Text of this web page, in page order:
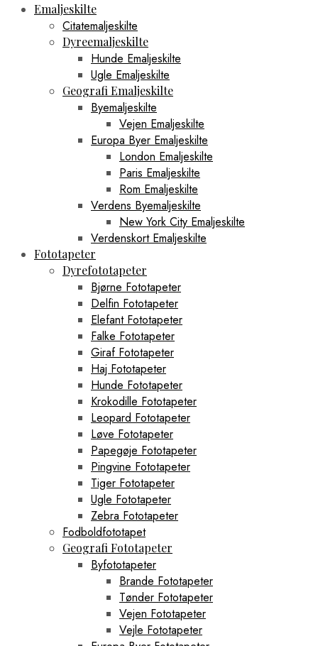
Emaljeskilte
Citatemaljeskilte
Dyreemaljeskilte
Hunde Emaljeskilte
Ugle Emaljeskilte
Geografi Emaljeskilte
Byemaljeskilte
Vejen Emaljeskilte
Europa Byer Emaljeskilte
London Emaljeskilte
Paris Emaljeskilte
Rom Emaljeskilte
Verdens Byemaljeskilte
New York City Emaljeskilte
Verdenskort Emaljeskilte
Fototapeter
Dyrefototapeter
Bjørne Fototapeter
Delfin Fototapeter
Elefant Fototapeter
Falke Fototapeter
Giraf Fototapeter
Haj Fototapeter
Hunde Fototapeter
Krokodille Fototapeter
Leopard Fototapeter
Løve Fototapeter
Papegøje Fototapeter
Pingvine Fototapeter
Tiger Fototapeter
Ugle Fototapeter
Zebra Fototapeter
Fodboldfototapet
Geografi Fototapeter
Byfototapeter
Brande Fototapeter
Tønder Fototapeter
Vejen Fototapeter
Vejle Fototapeter